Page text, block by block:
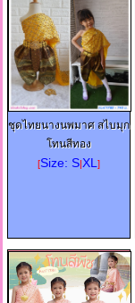
ชุดไทยนางนพมาศ สไบมุก
โทนสีทอง
[Size: S|XL ]